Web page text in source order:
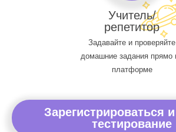
Учитель/
репетитор
Задавайте и проверяйте
домашние задания прямо
платформе
Зарегистрироваться
тестирование